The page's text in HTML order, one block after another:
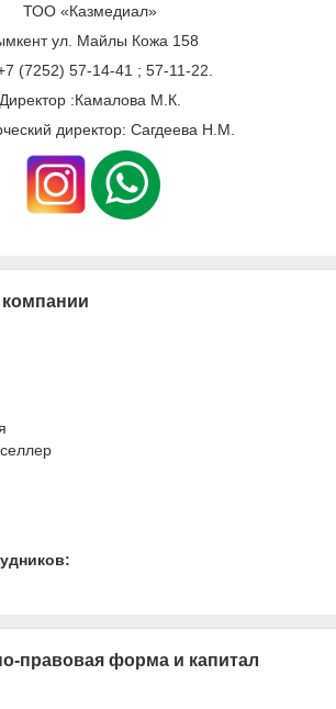
ТОО «Казмедиал»
ул. Майлы Кожа 158
(7252) 57-14-41 ; 57-11-22.
Директор :Камалова М.К.
директор: Сагдеева Н.М.
правовая форма и капитал